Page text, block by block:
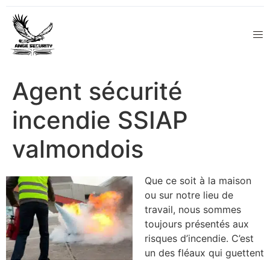
Agent sécurité
incendie SSIAP
valmondois
Que ce soit à la maison
ou sur notre lieu de
travail, nous sommes
toujours présentés aux
risques d’incendie. C’est
un des fléaux qui guettent